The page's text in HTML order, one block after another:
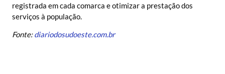
registrada em cada comarca e otimizar a prestação dos
serviços à população.
Fonte:diariodosudoeste.com.br